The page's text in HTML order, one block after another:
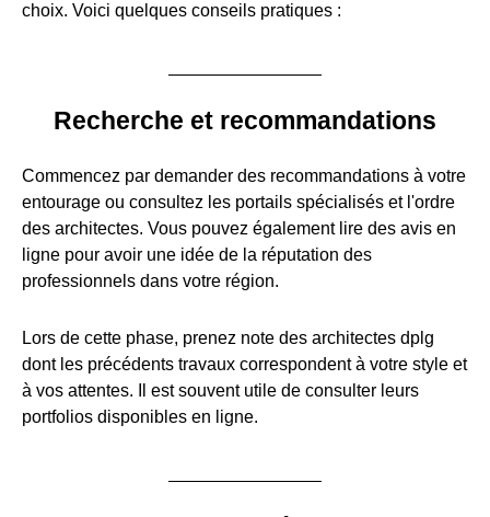
choix. Voici quelques conseils pratiques :
Recherche et recommandations
Commencez par demander des recommandations à votre
entourage ou consultez les portails spécialisés et l'ordre
des architectes. Vous pouvez également lire des avis en
ligne pour avoir une idée de la réputation des
professionnels dans votre région.
Lors de cette phase, prenez note des architectes dplg
dont les précédents travaux correspondent à votre style et
à vos attentes. Il est souvent utile de consulter leurs
portfolios disponibles en ligne.